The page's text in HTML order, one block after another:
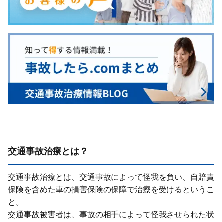
交通事故治療とは？
交通事故治療とは、交通事故によって怪我を負い、⾃賠責
保険を含めた⾞の損害保険の保障で治療を受けるというこ
と。
交通事故被害者は、事故の相⼿によって怪我させられた状